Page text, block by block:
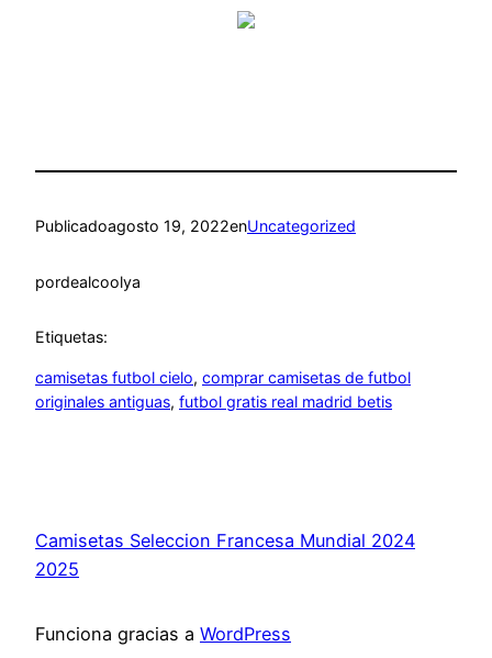
Publicadoagosto 19, 2022enUncategorized
pordealcoolya
Etiquetas:
camisetas futbol cielo, comprar camisetas de futbol
originales antiguas, futbol gratis real madrid betis
Camisetas Seleccion Francesa Mundial 2024
2025
Funciona gracias a WordPress